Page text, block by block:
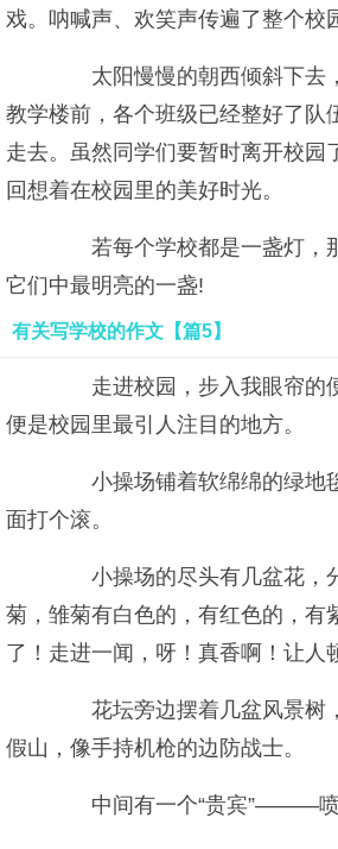
戏。呐喊声、欢笑声传遍了整个校
太阳慢慢的朝西倾斜下去，
教学楼前，各个班级已经整好了队
走去。虽然同学们要暂时离开校园
回想着在校园里的美好时光。
若每个学校都是一盏灯，
它们中最明亮的一盏!
有关写学校的作文【篇5】
走进校园，步入我眼帘的
便是校园里最引人注目的地方。
小操场铺着软绵绵的绿地
面打个滚。
小操场的尽头有几盆花，
菊，雏菊有白色的，有红色的，
了！走进一闻，呀！真香啊！让人
花坛旁边摆着几盆风景树
假山，像手持机枪的边防战士。
中间有一个“贵宾”———喷